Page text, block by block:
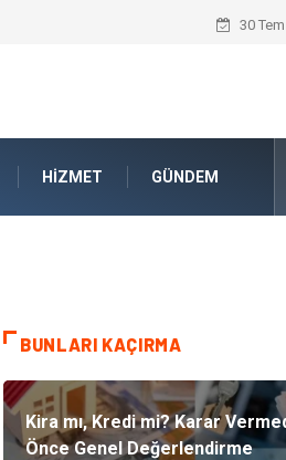
Güvenilir
30
HIZMET GÜNDEM
BUNLARI KAÇIRMA
Kira mı, Kredi mi? Karar
Önce Genel Değerlendirme